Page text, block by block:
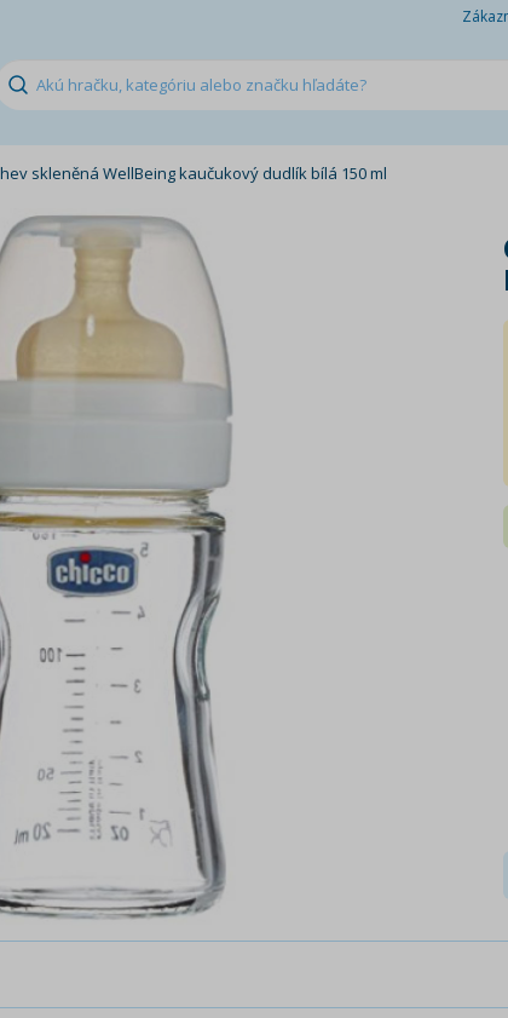
skleněná WellBeing kaučukový dudlík bílá 150 ml